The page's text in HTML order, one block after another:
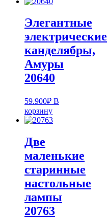
Элегантные
электрические
канделябры,
Амуры
20640
59.900₽ В
корзину
Две
маленькие
старинные
настольные
лампы
20763